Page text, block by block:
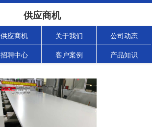
供应商机
供应商机 关于我们 公司动态
招聘中心 客户案例 产品知识